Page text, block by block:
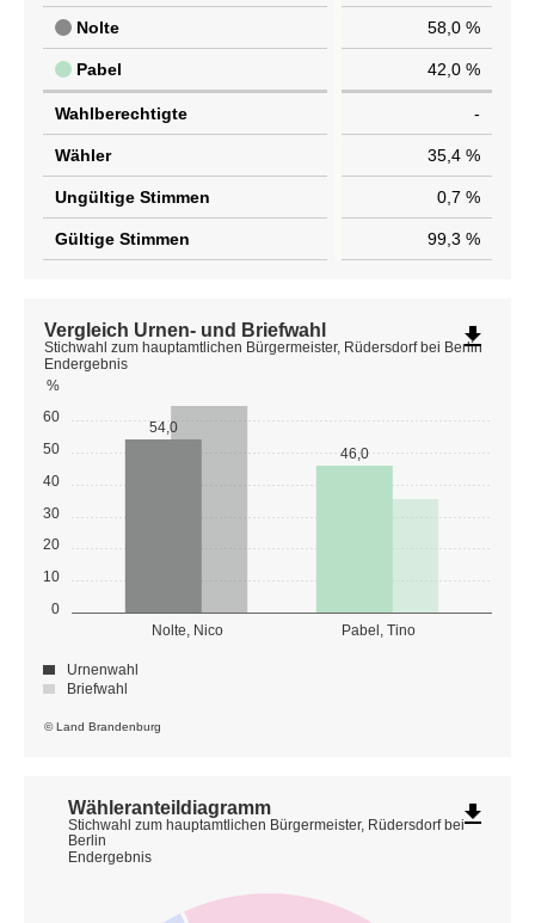
Nolte 58,0 %
Pabel 42,0 %
Wahlberechtigte -
Wähler 35,4 %
Ungültige Stimmen 0,7 %
Gültige Stimmen 99,3 %
0
10
20
30
40
50
60
%
Nolte, Nico Pabel, Tino
54,0
46,0
© Land Brandenburg
Vergleich Urnen- und Briefwahl
Stichwahl zum hauptamtlichen Bürgermeister, Rüdersdorf bei Berlin
Endergebnis
Urnenwahl
Briefwahl
file_download
Wähleranteildiagramm
Stichwahl zum hauptamtlichen Bürgermeister, Rüdersdorf bei
Berlin
Endergebnis
file_download